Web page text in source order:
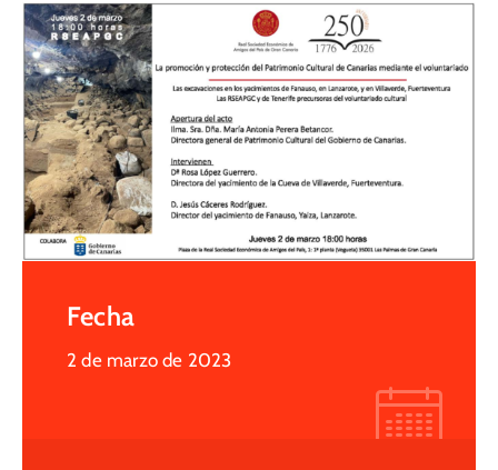
Fecha
2 de marzo de 2023